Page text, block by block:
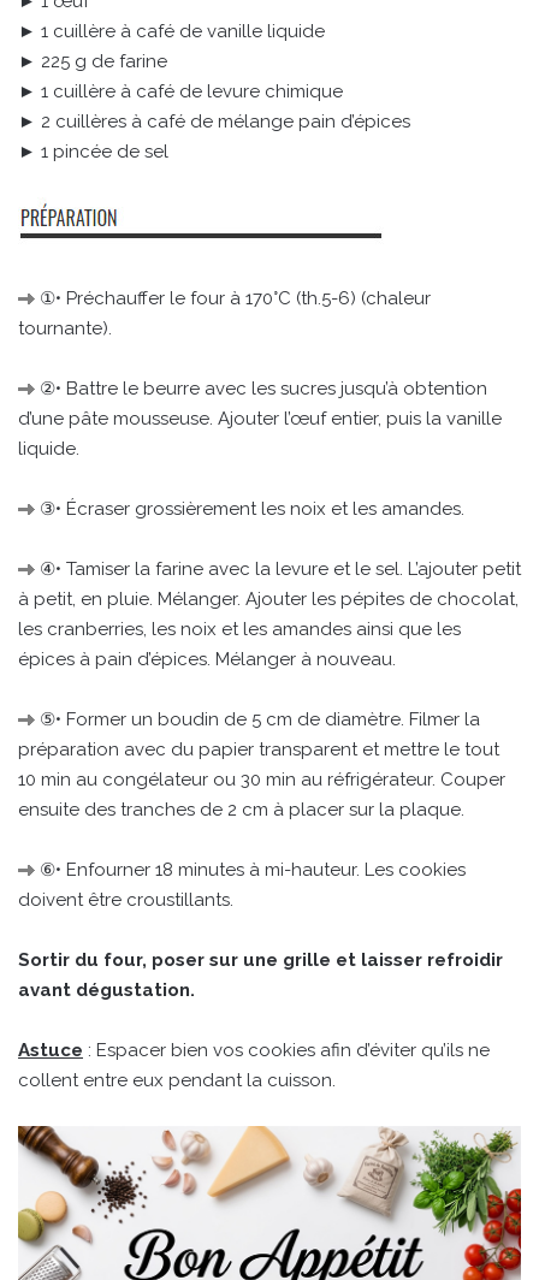
► 1 cuillère à café de vanille liquide
► 225 g de farine
► 1 cuillère à café de levure chimique
► 2 cuillères à café de mélange pain d’épices
► 1 pincée de sel
①• Préchauffer le four à 170°C (th.5-6) (chaleur
tournante).
②• Battre le beurre avec les sucres jusqu’à obtention
d’une pâte mousseuse. Ajouter l’œuf entier, puis la vanille
liquide.
③• Écraser grossièrement les noix et les amandes.
④• Tamiser la farine avec la levure et le sel. L’ajouter petit
à petit, en pluie. Mélanger. Ajouter les pépites de chocolat,
les cranberries, les noix et les amandes ainsi que les
épices à pain d’épices. Mélanger à nouveau.
⑤• Former un boudin de 5 cm de diamètre. Filmer la
préparation avec du papier transparent et mettre le tout
10 min au congélateur ou 30 min au réfrigérateur. Couper
ensuite des tranches de 2 cm à placer sur la plaque.
⑥• Enfourner 18 minutes à mi-hauteur. Les cookies
doivent être croustillants.
Sortir du four, poser sur une grille et laisser refroidir
avant dégustation.
Astuce : Espacer bien vos cookies afin d’éviter qu’ils ne
collent entre eux pendant la cuisson.